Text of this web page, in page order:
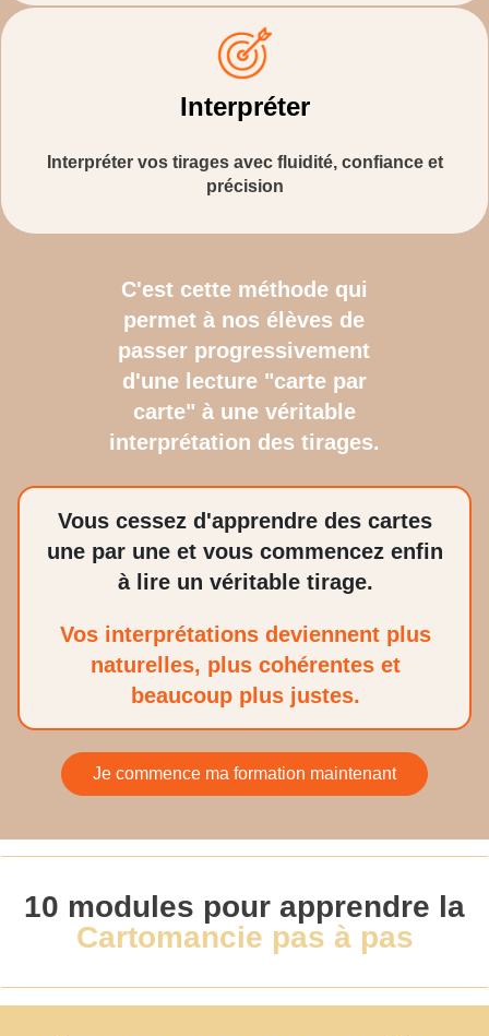
Interpréter
Interpréter vos tirages avec fluidité, confiance et
précision
C'est cette méthode qui
permet à nos élèves de
passer progressivement
d'une lecture "carte par
carte" à une véritable
interprétation des tirages.
Vous cessez d'apprendre des cartes
une par une et vous commencez enfin
à lire un véritable tirage.
Vos interprétations deviennent plus
naturelles, plus cohérentes et
beaucoup plus justes.
Je commence ma formation maintenant
10 modules pour apprendre la
Cartomancie pas à pas